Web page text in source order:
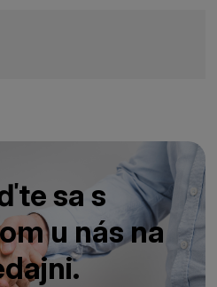
sa s
u nás na